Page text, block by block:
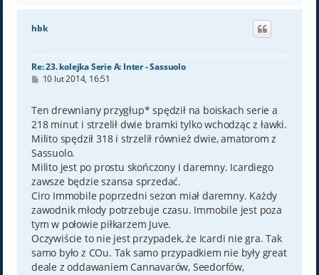
g
hbk
Re: 23. kolejka Serie A: Inter - Sassuolo
P
t
10 lut 2014, 16:51
Ten drewniany przygłup* spędził na boiskach serie a
218 minut i strzelił dwie bramki tylko wchodząc z ławki.
Milito spędził 318 i strzelił również dwie, amatorom z
Sassuolo.
Milito jest po prostu skończony i daremny. Icardiego
zawsze będzie szansa sprzedać.
Ciro Immobile poprzedni sezon miał daremny. Każdy
zawodnik młody potrzebuje czasu. Immobile jest poza
tym w połowie piłkarzem Juve.
Oczywiście to nie jest przypadek, że Icardi nie gra. Tak
samo było z COu. Tak samo przypadkiem nie były great
deale z oddawaniem Cannavarów, Seedorfów,